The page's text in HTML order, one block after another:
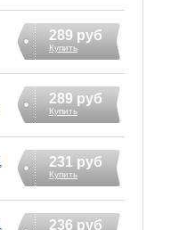
289 руб
Купить
289 руб
Купить
231 руб
Купить
236 руб